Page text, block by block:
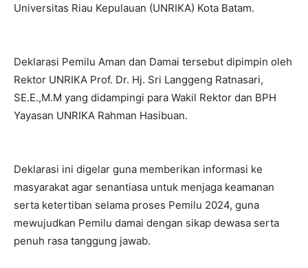
Universitas Riau Kepulauan (UNRIKA) Kota Batam.
Deklarasi Pemilu Aman dan Damai tersebut dipimpin oleh
Rektor UNRIKA Prof. Dr. Hj. Sri Langgeng Ratnasari,
SE.E.,M.M yang didampingi para Wakil Rektor dan BPH
Yayasan UNRIKA Rahman Hasibuan.
Deklarasi ini digelar guna memberikan informasi ke
masyarakat agar senantiasa untuk menjaga keamanan
serta ketertiban selama proses Pemilu 2024, guna
mewujudkan Pemilu damai dengan sikap dewasa serta
penuh rasa tanggung jawab.